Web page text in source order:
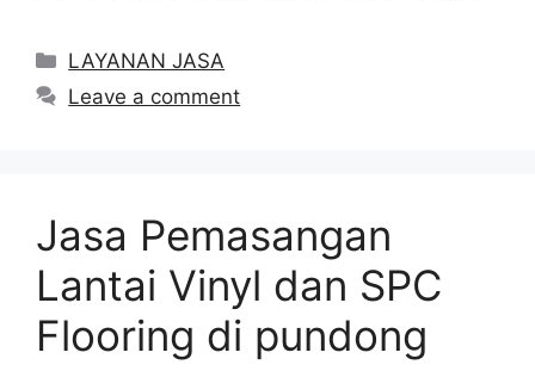
Categories
LAYANAN JASA
Leave a comment
Jasa Pemasangan
Lantai Vinyl dan SPC
Flooring di pundong